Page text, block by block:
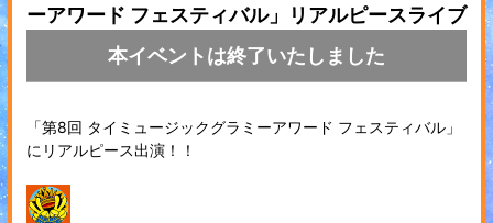
ーアワード フェスティバル」リアルピースライブ
本イベントは終了いたしました
「第8回 タイミュージックグラミーアワード フェスティバル」
にリアルピース出演！！